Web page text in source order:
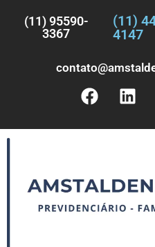
(11) 95590-
3367
(11)
4147